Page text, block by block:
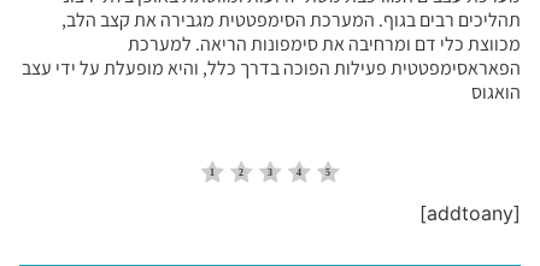
תהליכים רבים בגוף. המערכת הסימפטטית מגבירה את קצב הלב,
מכווצת כלי דם ומרחיבה את סימפונות הריאה. למערכת
הפאראסימפטטית פעילות הפוכה בדרך כלל, והיא מופעלת על ידי עצב
הואגוס
[addtoany]